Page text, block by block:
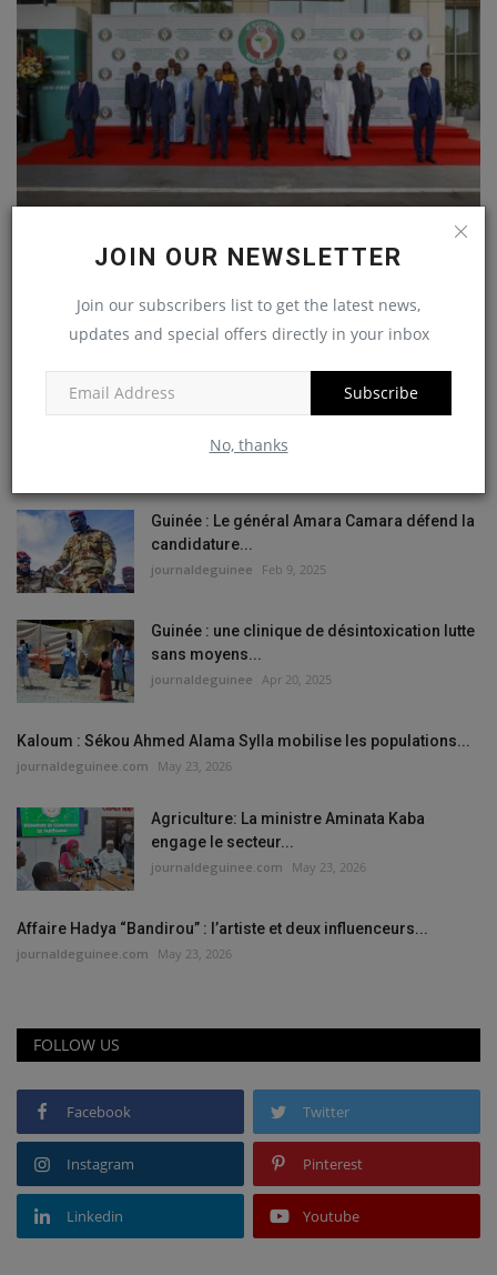
JOIN OUR NEWSLETTER
Join our subscribers list to get the latest news,
updates and special offers directly in your inbox
Subscribe
No, thanks
Coups d’État, terrorisme et stabilité régionale
POPULAR POSTS
This Month
Guinée : Le général Amara Camara défend la
candidature...
journaldeguinee Feb 9, 2025
Guinée : une clinique de désintoxication lutte
sans moyens...
journaldeguinee Apr 20, 2025
Kaloum : Sékou Ahmed Alama Sylla mobilise les populations...
journaldeguinee.com May 23, 2026
Agriculture: La ministre Aminata Kaba
engage le secteur...
journaldeguinee.com May 23, 2026
Affaire Hadya “Bandirou” : l’artiste et deux influenceurs...
journaldeguinee.com May 23, 2026
FOLLOW US
Facebook Twitter
Instagram Pinterest
Linkedin Youtube